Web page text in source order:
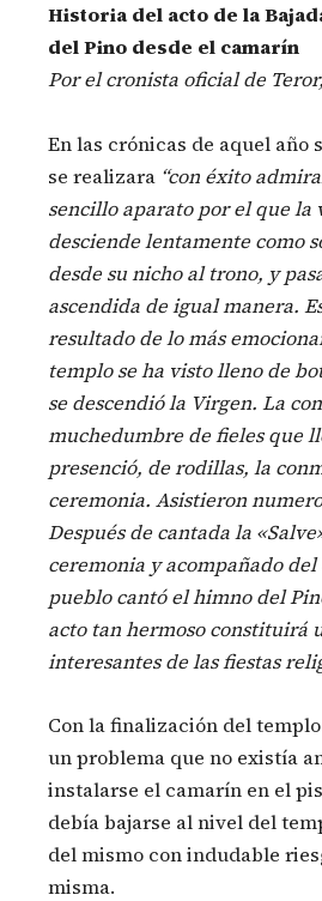
Historia del acto de la
del Pino desde el camarín
Por el cronista oficial de
En las crónicas de aquel año
se realizara “con éxito
sencillo aparato por el que la
desciende lentamente como
desde su nicho al trono, y
ascendida de igual manera.
resultado de lo más
templo se ha visto lleno de
se descendió la Virgen. La
muchedumbre de fieles que
presenció, de rodillas, la
ceremonia. Asistieron
Después de cantada la
ceremonia y acompañado del
pueblo cantó el himno del
acto tan hermoso constituirá
interesantes de las fiestas
Con la finalización del templo
un problema que no existía
instalarse el camarín en el
debía bajarse al nivel del
del mismo con indudable
misma.